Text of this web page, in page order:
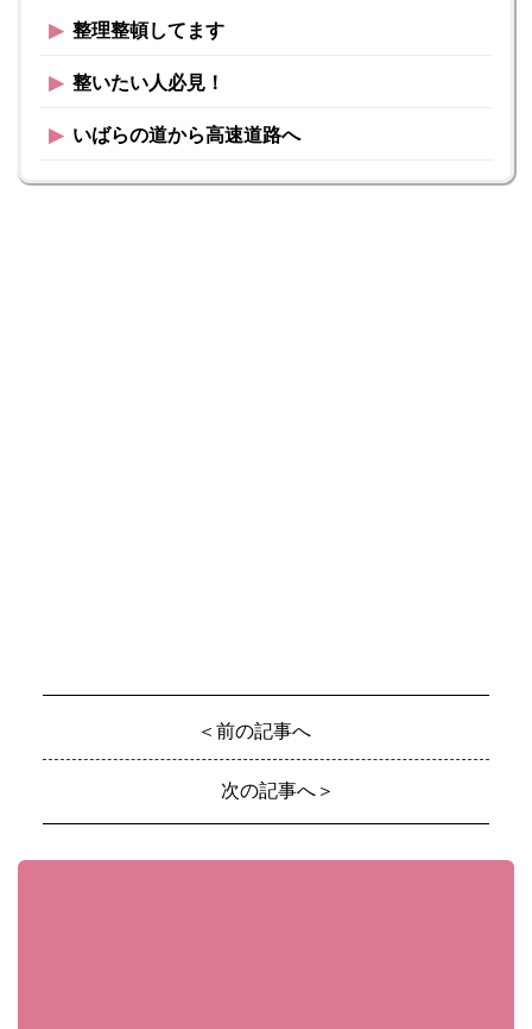
▶︎ 整理整頓してます
▶︎ 整いたい人必見！
▶︎ いばらの道から高速道路へ
＜前の記事へ
次の記事へ＞